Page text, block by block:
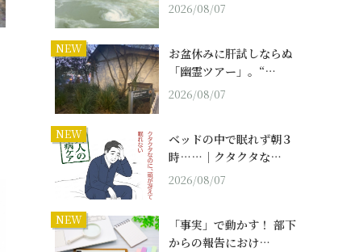
2026/08/07
NEW
お盆休みに肝試しならぬ
「幽霊ツアー」。“…
2026/08/07
NEW
ベッドの中で眠れず朝３
時……｜クタクタな…
2026/08/07
NEW
「事実」で動かす！ 部下
からの報告におけ…